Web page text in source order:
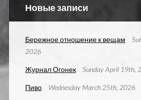
Новые записи
Бережное отношение к вещам
2026
Журнал Огонек Sunday April 19th,
Пиво Wednesday March 25th, 2026